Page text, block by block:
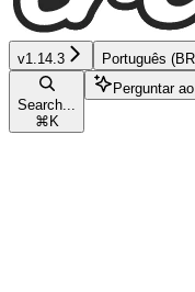
v1.14.3 Português
Search...
⌘ K
Perguntar